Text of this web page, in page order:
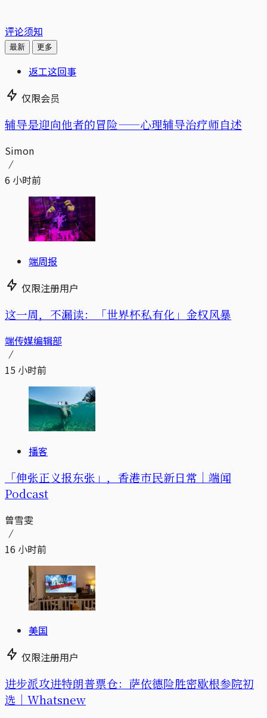
评论须知
最新 更多
返工这回事
仅限会员
辅导是迎向他者的冒险——心理辅导治疗师自述
Simon
6 小时前
端周报
仅限注册用户
这一周，不漏读：「世界杯私有化」金权风暴
端传媒编辑部
15 小时前
播客
「伸张正义报东张」，香港市民新日常｜端闻
Podcast
曾雪雯
16 小时前
美国
仅限注册用户
进步派攻进特朗普票仓：萨依德险胜密歇根参院初
选｜Whatsnew